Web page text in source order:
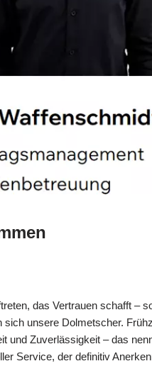
das Vertrauen schafft –
sich unsere Dolmetscher.
und Zuverlässigkeit – das
Service, der definitiv